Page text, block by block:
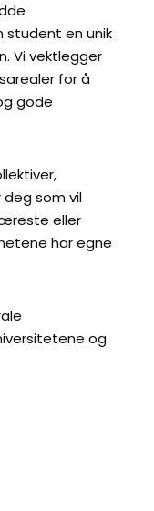
student en unik
Vi vektlegger
for å
gode
som vil
eller
har egne
og